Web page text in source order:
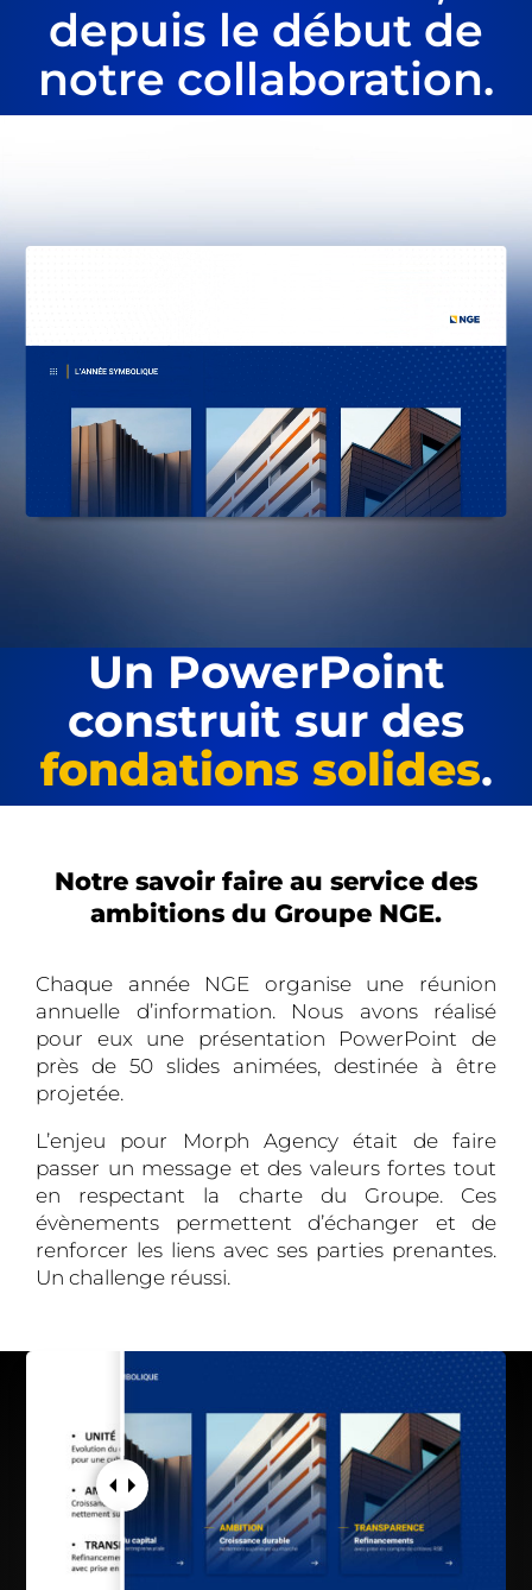
depuis le début de
notre collaboration.
Un PowerPoint
construit sur des
fondations solides.
Notre savoir faire au service des
ambitions du Groupe NGE.
Chaque année NGE organise une réunion
annuelle d’information. Nous avons réalisé
pour eux une présentation PowerPoint de
près de 50 slides animées, destinée à être
projetée.
L’enjeu pour Morph Agency était de faire
passer un message et des valeurs fortes tout
en respectant la charte du Groupe. Ces
évènements permettent d’échanger et de
renforcer les liens avec ses parties prenantes.
Un challenge réussi.